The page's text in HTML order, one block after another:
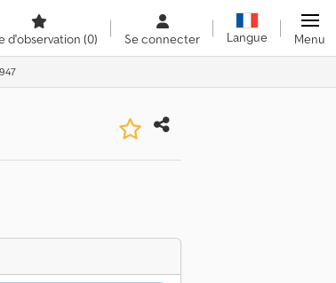
d'observation (0) Se connecter Langue Menu